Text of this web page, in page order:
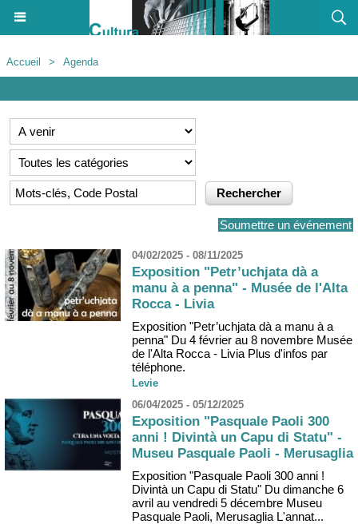
Accueil > Agenda
Soumettre un événement
04/02/2025 - 08/11/2025
Exposition "Petr’uchjata dà a
manu à a penna" - Musée de l'Alta
Rocca - Livia
Exposition "Petr’uchjata dà a manu à a
penna" Du 4 février au 8 novembre Musée
de l'Alta Rocca - Livia Plus d'infos par
téléphone.
Levie
06/04/2025 - 05/12/2025
Exposition "Pasquale Paoli 300
anni ! Divintà un Capu di Statu" -
Museu Pasquale Paoli - Merusaglia
Exposition "Pasquale Paoli 300 anni !
Divintà un Capu di Statu" Du dimanche 6
avril au vendredi 5 décembre Museu
Pasquale Paoli, Merusaglia L'annat...